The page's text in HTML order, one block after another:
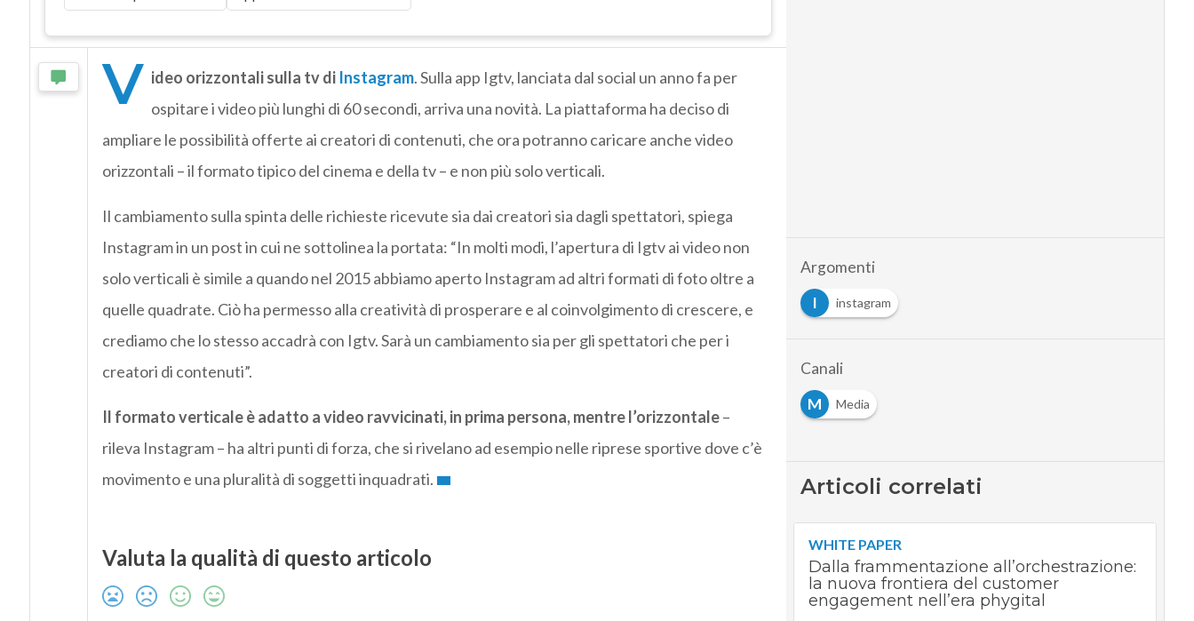
V ideo orizzontali sulla tv di Instagram. Sulla app Igtv, lanciata dal social un anno fa per
ospitare i video più lunghi di 60 secondi, arriva una novità. La piattaforma ha deciso di
ampliare le possibilità offerte ai creatori di contenuti, che ora potranno caricare anche video
orizzontali – il formato tipico del cinema e della tv – e non più solo verticali.
Il cambiamento sulla spinta delle richieste ricevute sia dai creatori sia dagli spettatori, spiega
Instagram in un post in cui ne sottolinea la portata: “In molti modi, l’apertura di Igtv ai video non
solo verticali è simile a quando nel 2015 abbiamo aperto Instagram ad altri formati di foto oltre a
quelle quadrate. Ciò ha permesso alla creatività di prosperare e al coinvolgimento di crescere, e
crediamo che lo stesso accadrà con Igtv. Sarà un cambiamento sia per gli spettatori che per i
creatori di contenuti”.
Il formato verticale è adatto a video ravvicinati, in prima persona, mentre l’orizzontale–
rileva Instagram – ha altri punti di forza, che si rivelano ad esempio nelle riprese sportive dove c’è
movimento e una pluralità di soggetti inquadrati.
Valuta la qualità di questo articolo
Argomenti
I
instagram
Canali
M
Media
Articoli correlati
WHITE PAPER
Dalla frammentazione all’orchestrazione:
la nuova frontiera del customer
engagement nell’era phygital